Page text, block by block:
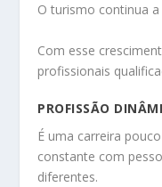
O turismo continua
Com esse
profissionais
PROFISSÃO
É uma carreira
constante com
diferentes.